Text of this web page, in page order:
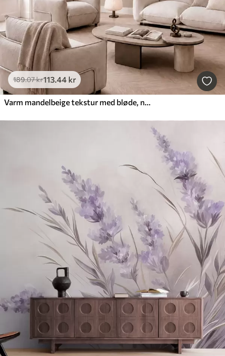
189.07kr113.44 kr
Varm mandelbeige tekstur med bløde, naturlige farveovergange